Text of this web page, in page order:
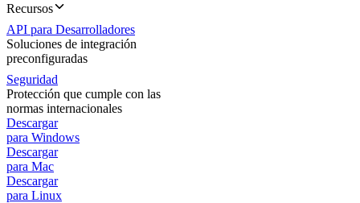
Recursos
API para Desarrolladores
Soluciones de integración
preconfiguradas
Seguridad
Protección que cumple con las
normas internacionales
Descargar
para Windows
Descargar
para Mac
Descargar
para Linux